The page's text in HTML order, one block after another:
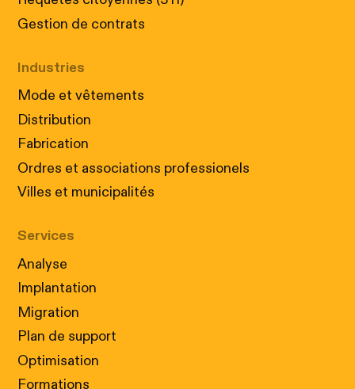
Nous utilisons des cookies pour que votre visite
mais aussi parfaitement adaptée à vos besoins.
Acceptez nos cookies conformément à
personnalisée.
Gestion de contrats
Industries
Mode et vêtements
Distribution
Fabrication
Ordres et associations professionels
Villes et municipalités
Services
Analyse
Implantation
Migration
Plan de support
Optimisation
Formations